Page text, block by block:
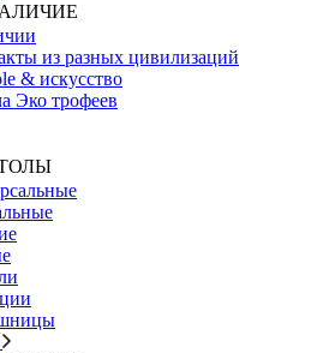
из разных цивилизаций
& искусство
Эко трофеев